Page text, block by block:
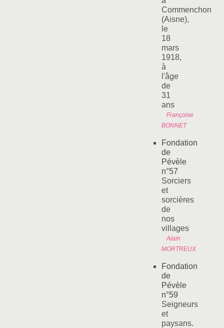
Commenchon
(Aisne),
le
18
mars
1918,
à
l'âge
de
31
ans
Françoise
BONNET
Fondation
de
Pévèle
n°57
Sorciers
et
sorcières
de
nos
villages
Alain
MORTREUX
Fondation
de
Pévèle
n°59
Seigneurs
et
paysans.